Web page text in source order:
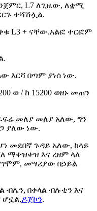
L7 ለጊዜው, ለቋሚ
ተሻሽሏል.
L3 + ናቸው.አልፎ ተርፎም
እርሻ በጣም ያነሰ ነው.
ወ / ከ 15200 ወዘኑ መጠን
መለያ መለያ አለው, ግን
ያለው ነው.
መደበኛ ጉዳይ አለው, ከላይ
ማቀዝቀዝ እና ረዘም ላለ
መሣሪያው በኃይል
ብሌን, በቀላል ብሉቲን እና
ዶጀኮን.